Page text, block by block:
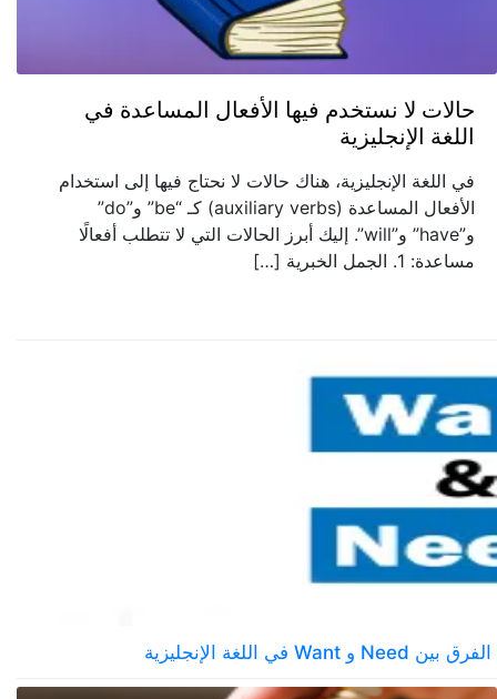
حالات لا نستخدم فيها الأفعال المساعدة في
اللغة الإنجليزية
في اللغة الإنجليزية، هناك حالات لا نحتاج فيها إلى استخدام
الأفعال المساعدة (auxiliary verbs) كـ “be” و”do”
و”have” و”will”. إليك أبرز الحالات التي لا تتطلب أفعالًا
مساعدة: 1. الجمل الخبرية […]
الفرق بين Need و Want في اللغة الإنجليزية